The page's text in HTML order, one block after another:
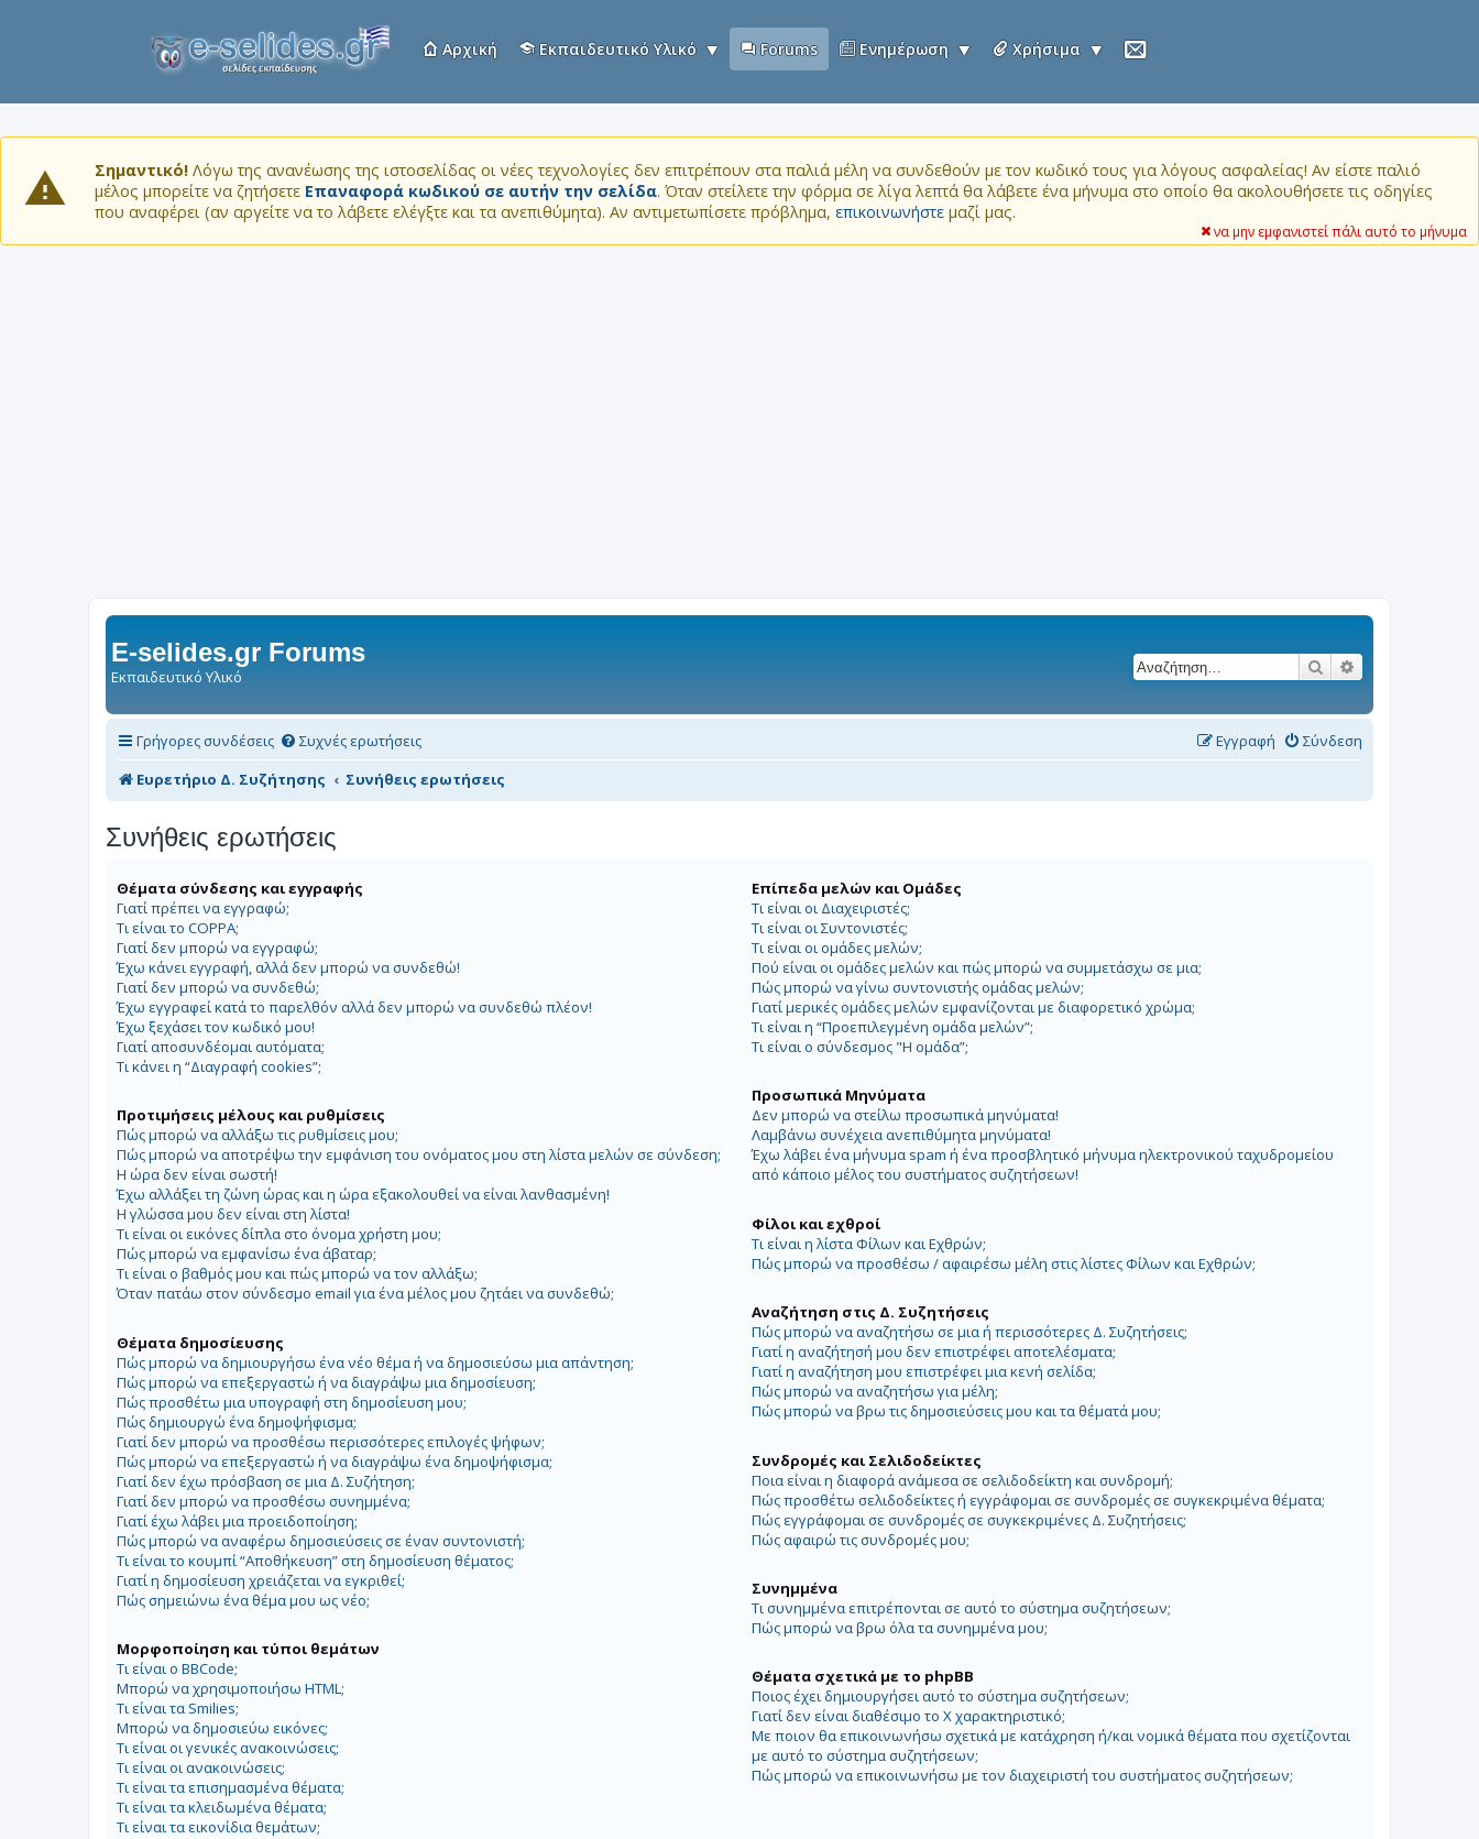
Αρχική Εκπαιδευτικό Υλικό Forums Ενημέρωση Χρήσιμα
Σημαντικό! Λόγω της ανανέωσης της ιστοσελίδας οι νέες τεχνολογίες δεν επιτρέπουν στα παλιά μέλη να συνδεθούν με τον κωδικό τους για λόγους ασφαλείας! Αν είστε παλιό
μέλος μπορείτε να ζητήσετε Επαναφορά κωδικού σε αυτήν την σελίδα. Όταν στείλετε την φόρμα σε λίγα λεπτά θα λάβετε ένα μήνυμα στο οποίο θα ακολουθήσετε τις οδηγίες
που αναφέρει (αν αργείτε να το λάβετε ελέγξτε και τα ανεπιθύμητα). Αν αντιμετωπίσετε πρόβλημα, επικοινωνήστε μαζί μας.
να μην εμφανιστεί πάλι αυτό το μήνυμα
E-selides.gr Forums
Εκπαιδευτικό Υλικό
Αναζήτηση
Γρήγορες συνδέσεις Συχνές ερωτήσεις Σύνδεση
Εγγραφή
Ευρετήριο Δ. Συζήτησης
Συνήθεις ερωτήσεις
Συνήθεις ερωτήσεις
Θέματα σύνδεσης και εγγραφής
Γιατί πρέπει να εγγραφώ;
Τι είναι το COPPA;
Γιατί δεν μπορώ να εγγραφώ;
Έχω κάνει εγγραφή, αλλά δεν μπορώ να συνδεθώ!
Γιατί δεν μπορώ να συνδεθώ;
Έχω εγγραφεί κατά το παρελθόν αλλά δεν μπορώ να συνδεθώ πλέον!
Έχω ξεχάσει τον κωδικό μου!
Γιατί αποσυνδέομαι αυτόματα;
Τι κάνει η “Διαγραφή cookies”;
Προτιμήσεις μέλους και ρυθμίσεις
Πώς μπορώ να αλλάξω τις ρυθμίσεις μου;
Πώς μπορώ να αποτρέψω την εμφάνιση του ονόματος μου στη λίστα μελών σε σύνδεση;
Η ώρα δεν είναι σωστή!
Έχω αλλάξει τη ζώνη ώρας και η ώρα εξακολουθεί να είναι λανθασμένη!
Η γλώσσα μου δεν είναι στη λίστα!
Τι είναι οι εικόνες δίπλα στο όνομα χρήστη μου;
Πώς μπορώ να εμφανίσω ένα άβαταρ;
Τι είναι ο βαθμός μου και πώς μπορώ να τον αλλάξω;
Όταν πατάω στον σύνδεσμο email για ένα μέλος μου ζητάει να συνδεθώ;
Θέματα δημοσίευσης
Πώς μπορώ να δημιουργήσω ένα νέο θέμα ή να δημοσιεύσω μια απάντηση;
Πώς μπορώ να επεξεργαστώ ή να διαγράψω μια δημοσίευση;
Πώς προσθέτω μια υπογραφή στη δημοσίευση μου;
Πώς δημιουργώ ένα δημοψήφισμα;
Γιατί δεν μπορώ να προσθέσω περισσότερες επιλογές ψήφων;
Πώς μπορώ να επεξεργαστώ ή να διαγράψω ένα δημοψήφισμα;
Γιατί δεν έχω πρόσβαση σε μια Δ. Συζήτηση;
Γιατί δεν μπορώ να προσθέσω συνημμένα;
Γιατί έχω λάβει μια προειδοποίηση;
Πώς μπορώ να αναφέρω δημοσιεύσεις σε έναν συντονιστή;
Τι είναι το κουμπί “Αποθήκευση” στη δημοσίευση θέματος;
Γιατί η δημοσίευση χρειάζεται να εγκριθεί;
Πώς σημειώνω ένα θέμα μου ως νέο;
Μορφοποίηση και τύποι θεμάτων
Τι είναι ο BBCode;
Μπορώ να χρησιμοποιήσω HTML;
Τι είναι τα Smilies;
Μπορώ να δημοσιεύω εικόνες;
Τι είναι οι γενικές ανακοινώσεις;
Τι είναι οι ανακοινώσεις;
Τι είναι τα επισημασμένα θέματα;
Τι είναι τα κλειδωμένα θέματα;
Τι είναι τα εικονίδια θεμάτων;
Επίπεδα μελών και Ομάδες
Τι είναι οι Διαχειριστές;
Τι είναι οι Συντονιστές;
Τι είναι οι ομάδες μελών;
Πού είναι οι ομάδες μελών και πώς μπορώ να συμμετάσχω σε μια;
Πώς μπορώ να γίνω συντονιστής ομάδας μελών;
Γιατί μερικές ομάδες μελών εμφανίζονται με διαφορετικό χρώμα;
Τι είναι η “Προεπιλεγμένη ομάδα μελών”;
Τι είναι ο σύνδεσμος "Η ομάδα”;
Προσωπικά Μηνύματα
Δεν μπορώ να στείλω προσωπικά μηνύματα!
Λαμβάνω συνέχεια ανεπιθύμητα μηνύματα!
Έχω λάβει ένα μήνυμα spam ή ένα προσβλητικό μήνυμα ηλεκτρονικού ταχυδρομείου
από κάποιο μέλος του συστήματος συζητήσεων!
Φίλοι και εχθροί
Τι είναι η λίστα Φίλων και Εχθρών;
Πώς μπορώ να προσθέσω / αφαιρέσω μέλη στις λίστες Φίλων και Εχθρών;
Αναζήτηση στις Δ. Συζητήσεις
Πώς μπορώ να αναζητήσω σε μια ή περισσότερες Δ. Συζητήσεις;
Γιατί η αναζήτησή μου δεν επιστρέφει αποτελέσματα;
Γιατί η αναζήτηση μου επιστρέφει μια κενή σελίδα;
Πώς μπορώ να αναζητήσω για μέλη;
Πώς μπορώ να βρω τις δημοσιεύσεις μου και τα θέματά μου;
Συνδρομές και Σελιδοδείκτες
Ποια είναι η διαφορά ανάμεσα σε σελιδοδείκτη και συνδρομή;
Πώς προσθέτω σελιδοδείκτες ή εγγράφομαι σε συνδρομές σε συγκεκριμένα θέματα;
Πώς εγγράφομαι σε συνδρομές σε συγκεκριμένες Δ. Συζητήσεις;
Πώς αφαιρώ τις συνδρομές μου;
Συνημμένα
Τι συνημμένα επιτρέπονται σε αυτό το σύστημα συζητήσεων;
Πώς μπορώ να βρω όλα τα συνημμένα μου;
Θέματα σχετικά με το phpBB
Ποιος έχει δημιουργήσει αυτό το σύστημα συζητήσεων;
Γιατί δεν είναι διαθέσιμο το Χ χαρακτηριστικό;
Με ποιον θα επικοινωνήσω σχετικά με κατάχρηση ή/και νομικά θέματα που σχετίζονται
με αυτό το σύστημα συζητήσεων;
Πώς μπορώ να επικοινωνήσω με τον διαχειριστή του συστήματος συζητήσεων;